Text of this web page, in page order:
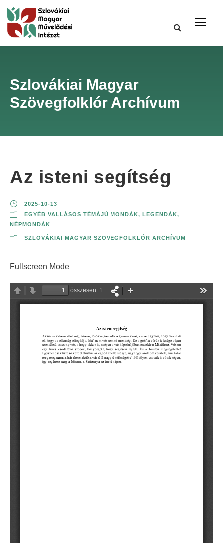
Szlovákiai Magyar
Szövegfolklór Archívum
Az isteni segítség
2025-10-13
EGYÉB VALLÁSOS TÉMÁJÚ MONDÁK, LEGENDÁK,
NÉPMONDÁK
SZLOVÁKIAI MAGYAR SZÖVEGFOLKLÓR ARCHÍVUM
Fullscreen Mode